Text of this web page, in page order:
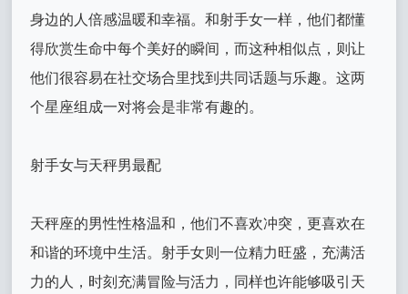
身边的人倍感温暖和幸福。和射手女一样，他们都懂
得欣赏生命中每个美好的瞬间，而这种相似点，则让
他们很容易在社交场合里找到共同话题与乐趣。这两
个星座组成一对将会是非常有趣的。
射手女与天秤男最配
天秤座的男性性格温和，他们不喜欢冲突，更喜欢在
和谐的环境中生活。射手女则一位精力旺盛，充满活
力的人，时刻充满冒险与活力，同样也许能够吸引天